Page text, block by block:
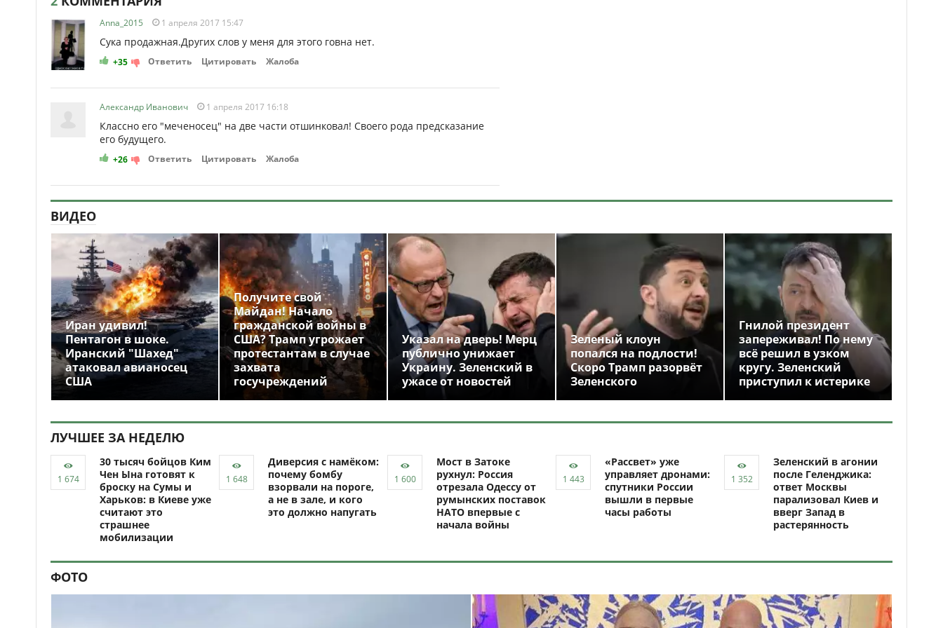
Anna_2015 1 апреля 2017 15:47
Сука продажная.Других слов у меня для этого говна нет.
+35 Ответить Цитировать Жалоба
Александр Иванович 1 апреля 2017 16:18
Классно его "меченосец" на две части отшинковал! Своего рода предсказание
его будущего.
+26 Ответить Цитировать Жалоба
ВИДЕО
Иран удивил!
Пентагон в шоке.
Иранский "Шахед"
атаковал авианосец
США
Получите свой
Майдан! Начало
гражданской войны в
США? Трамп угрожает
протестантам в случае
захвата
госучреждений
Указал на дверь! Мерц
публично унижает
Украину. Зеленский в
ужасе от новостей
Зеленый клоун
попался на подлости!
Скоро Трамп разорвёт
Зеленского
Гнилой президент
запереживал! По нему
всё решил в узком
кругу. Зеленский
приступил к истерике
ЛУЧШЕЕ ЗА НЕДЕЛЮ
30 тысяч бойцов Ким
Чен Ына готовят к
броску на Сумы и
Харьков: в Киеве уже
считают это
страшнее
мобилизации
Диверсия с намёком:
почему бомбу
взорвали на пороге,
а не в зале, и кого
это должно напугать
Мост в Затоке
рухнул: Россия
отрезала Одессу от
румынских поставок
НАТО впервые с
начала войны
«Рассвет» уже
управляет дронами:
спутники России
вышли в первые
часы работы
Зеленский в агонии
после Геленджика:
ответ Москвы
парализовал Киев и
вверг Запад в
растерянность
ФОТО